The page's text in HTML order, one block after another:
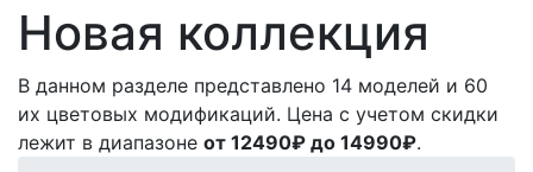
Новая коллекция
В данном разделе представлено 14 моделей и 60
их цветовых модификаций. Цена с учетом скидки
лежит в диапазоне от 12490₽ до 14990₽.